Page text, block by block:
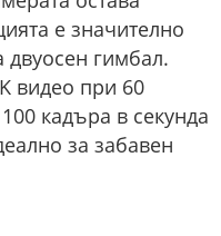
е значително
двуосен гимбал.
видео при 60
кадъра в секунда
за забавен